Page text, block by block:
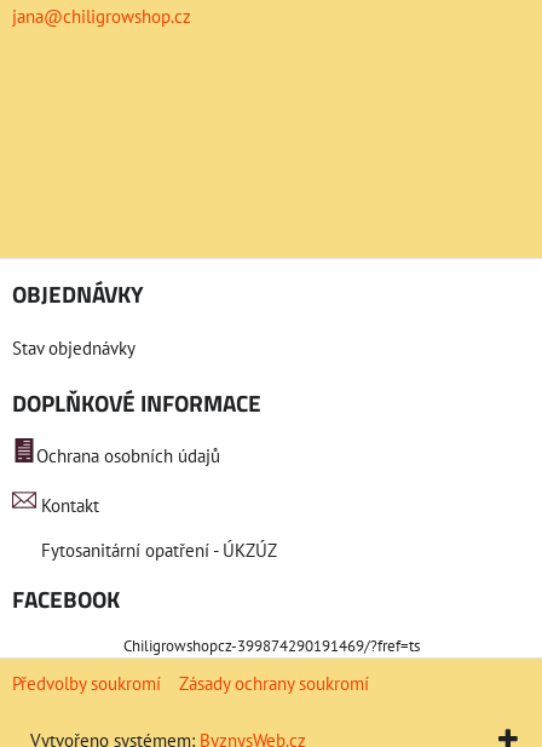
jana@chiligrowshop.cz
OBJEDNÁVKY
Stav objednávky
DOPLŇKOVÉ INFORMACE
Ochrana osobních údajů
Kontakt
Fytosanitární opatření - ÚKZÚZ
FACEBOOK
Chiligrowshopcz-399874290191469/?fref=ts
Předvolby soukromí Zásady ochrany soukromí
Vytvořeno systémem: ByznysWeb.cz